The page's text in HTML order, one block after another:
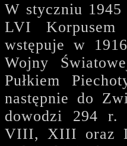
W styczniu
LVI Korpusem
wstępuje w
Wojny
Pułkiem
następnie do
dowodzi 294 r.
VIII, XIII oraz